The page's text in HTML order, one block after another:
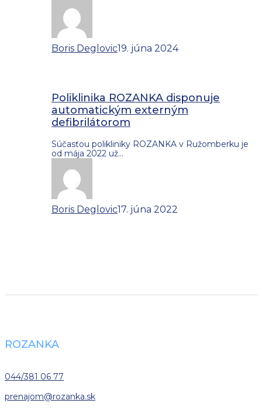
Boris Deglovic19. júna 2024
Poliklinika ROZANKA disponuje
automatickým externým
defibrilátorom
Súčasťou polikliniky ROZANKA v Ružomberku je
od mája 2022 už…
Boris Deglovic17. júna 2022
ROZANKA
044/381 06 77
prenajom@rozanka.sk